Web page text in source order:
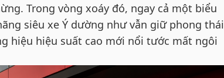
Trong vòng xoáy đó, ngay cả một biểu
siêu xe Ý dường như vẫn giữ phong thái
hiệu hiệu suất cao mới nổi tước mất ngôi